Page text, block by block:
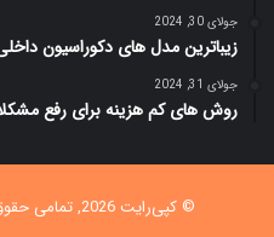
جولای 30, 2024
زیباترین مدل های دکوراسیون
جولای 31, 2024
روش های کم هزینه برای رفع
© کپی‌رایت 2026, تمامی حقوق متعلق است به |